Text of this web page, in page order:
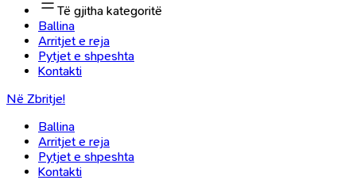
Të gjitha kategoritë
Ballina
Arritjet e reja
Pytjet e shpeshta
Kontakti
Në Zbritje!
Ballina
Arritjet e reja
Pytjet e shpeshta
Kontakti